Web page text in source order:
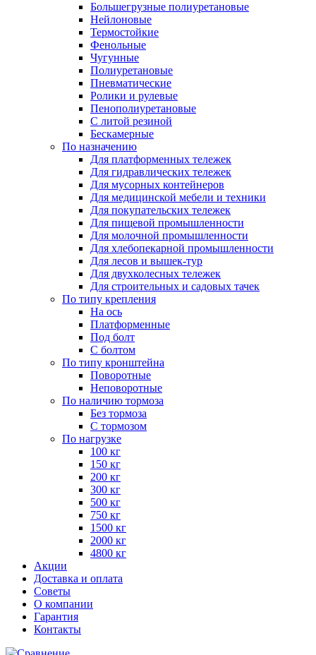
Большегрузные полиуретановые
Нейлоновые
Термостойкие
Фенольные
Чугунные
Полиуретановые
Пневматические
Ролики и рулевые
Пенополиуретановые
С литой резиной
Бескамерные
По назначению
Для платформенных тележек
Для гидравлических тележек
Для мусорных контейнеров
Для медицинской мебели и техники
Для покупательских тележек
Для пищевой промышленности
Для молочной промышленности
Для хлебопекарной промышленности
Для лесов и вышек-тур
Для двухколесных тележек
Для строительных и садовых тачек
По типу крепления
На ось
Платформенные
Под болт
С болтом
По типу кронштейна
Поворотные
Неповоротные
По наличию тормоза
Без тормоза
С тормозом
По нагрузке
100 кг
150 кг
200 кг
300 кг
500 кг
750 кг
1500 кг
2000 кг
4800 кг
Акции
Доставка и оплата
Советы
О компании
Гарантия
Контакты